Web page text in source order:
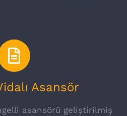
Asansör
asansörü geliştirilmiş